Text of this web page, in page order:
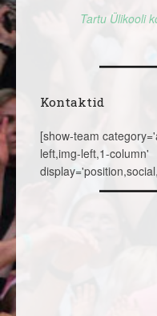
Tartu Ülikooli
Kontaktid
[show-team
left,img-left,1-column'